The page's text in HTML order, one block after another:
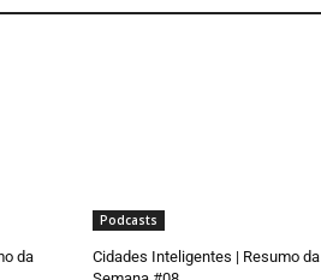
da
Podcasts
Cidades Inteligentes | Resumo da